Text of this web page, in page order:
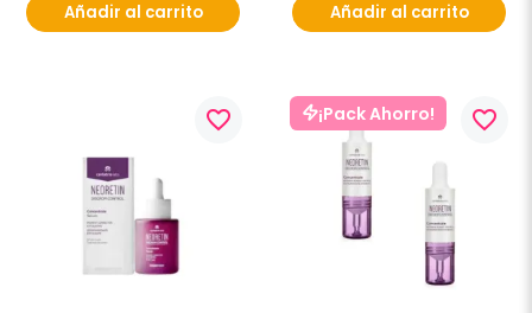
Añadir al carrito Añadir al carrito
favorite_border ¡Pack Ahorro! favorite_border